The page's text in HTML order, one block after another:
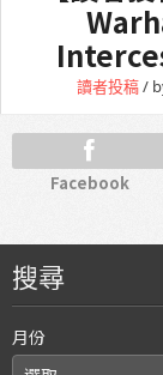
讀者投稿/
Facebook
搜尋
月份